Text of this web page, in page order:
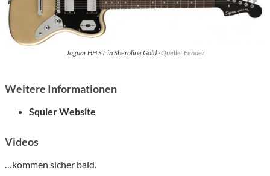
Jaguar HH ST in Sheroline Gold ·Quelle: Fender
Weitere Informationen
Squier Website
Videos
…kommen sicher bald.